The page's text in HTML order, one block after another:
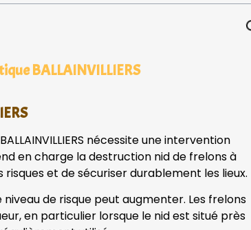
BALLAINVILLIERS
nécessite une intervention
en charge la destruction nid de frelons à
risques et de sécuriser durablement les lieux.
niveau de risque peut augmenter. Les frelons
en particulier lorsque le nid est situé près